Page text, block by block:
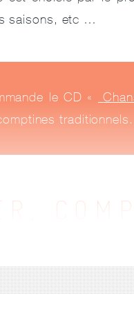
saisons, etc …
le CD «
traditionnels.